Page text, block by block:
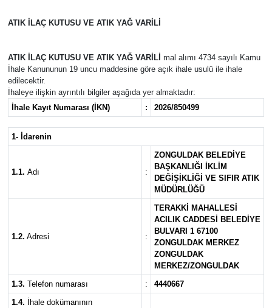
ATIK İLAÇ KUTUSU VE ATIK YAĞ VARİLİ
ATIK İLAÇ KUTUSU VE ATIK YAĞ VARİLİ mal alımı 4734 sayılı Kamu
İhale Kanununun 19 uncu maddesine göre açık ihale usulü ile ihale
edilecektir.
İhaleye ilişkin ayrıntılı bilgiler aşağıda yer almaktadır:
İhale Kayıt Numarası (İKN)
: 2026/850499
1- İdarenin
1.1. Adı :
ZONGULDAK BELEDİYE
BAŞKANLIĞI İKLİM
DEĞİŞİKLİĞİ VE SIFIR ATIK
MÜDÜRLÜĞÜ
1.2. Adresi :
TERAKKİ MAHALLESİ
ACILIK CADDESİ BELEDİYE
BULVARI 1 67100
ZONGULDAK MERKEZ
ZONGULDAK
MERKEZ/ZONGULDAK
1.3. Telefon numarası :
4440667
1.4. İhale dokümanının
KÜLTÜR-SANAT
YAŞAM
RESMİ İLAN
Son Dakika Haberleri
Haber Arşivi